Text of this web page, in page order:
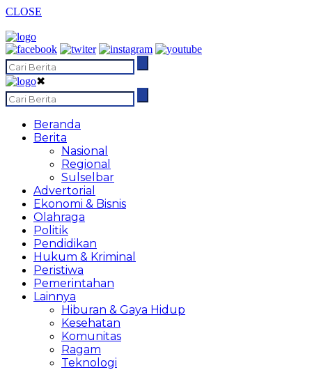
CLOSE
✖
Beranda
Berita
Nasional
Regional
Sulselbar
Advertorial
Ekonomi & Bisnis
Olahraga
Politik
Pendidikan
Hukum & Kriminal
Peristiwa
Pemerintahan
Lainnya
Hiburan & Gaya Hidup
Kesehatan
Komunitas
Ragam
Teknologi